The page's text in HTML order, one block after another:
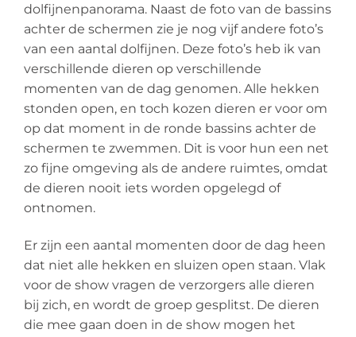
dolfijnenpanorama. Naast de foto van de bassins
achter de schermen zie je nog vijf andere foto’s
van een aantal dolfijnen. Deze foto’s heb ik van
verschillende dieren op verschillende
momenten van de dag genomen. Alle hekken
stonden open, en toch kozen dieren er voor om
op dat moment in de ronde bassins achter de
schermen te zwemmen. Dit is voor hun een net
zo fijne omgeving als de andere ruimtes, omdat
de dieren nooit iets worden opgelegd of
ontnomen.
Er zijn een aantal momenten door de dag heen
dat niet alle hekken en sluizen open staan. Vlak
voor de show vragen de verzorgers alle dieren
bij zich, en wordt de groep gesplitst. De dieren
die mee gaan doen in de show mogen het